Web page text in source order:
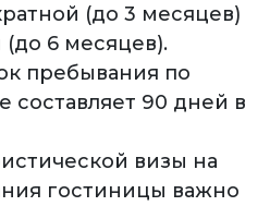
(до 3 месяцев)
6 месяцев).
пребывания по
составляет 90 дней в
визы на
гостиницы важно